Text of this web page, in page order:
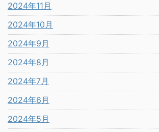
2024年11月
2024年10月
2024年9月
2024年8月
2024年7月
2024年6月
2024年5月